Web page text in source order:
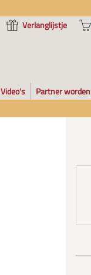
Verlanglijstje
Video's Partner worden